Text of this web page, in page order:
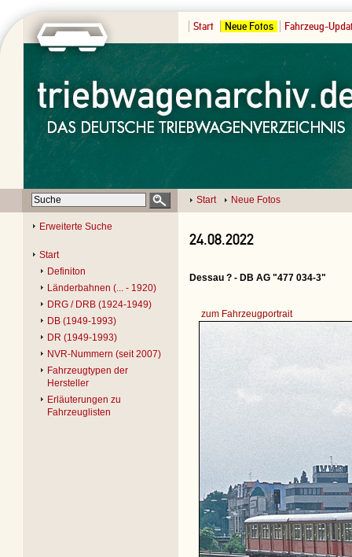
Start Neue Fotos Fahrzeug-
Start Neue Fotos
Erweiterte Suche
Start
Definiton
Länderbahnen (... - 1920)
DRG / DRB (1924-1949)
DB (1949-1993)
DR (1949-1993)
NVR-Nummern (seit 2007)
Fahrzeugtypen der
Hersteller
Erläuterungen zu
Fahrzeuglisten
24.08.2022
Dessau ? - DB AG "477 034-3"
zum Fahrzeugportrait